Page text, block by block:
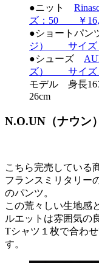
●ニット
ズ：50 ￥
●ショートパ
ジ） サイズ
●シューズ
ズ） サイズ
モデル 身長
26cm
N.O.UN（ナウン
こちら完売している
フランスミリタリー
のパンツ。
この荒々しい生地感
ルエットは雰囲気の
Tシャツ１枚で合わ
す。